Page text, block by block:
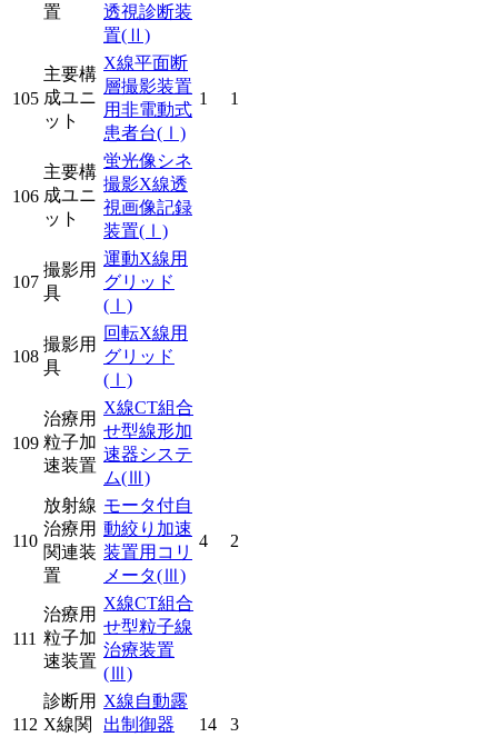
置
透視診断装
置(Ⅱ)
105
主要構
成ユニ
ット
X線平面断
層撮影装置
用非電動式
患者台(Ⅰ)
1 1
106
主要構
成ユニ
ット
蛍光像シネ
撮影X線透
視画像記録
装置(Ⅰ)
107
撮影用
具
運動X線用
グリッド
(Ⅰ)
108
撮影用
具
回転X線用
グリッド
(Ⅰ)
109
治療用
粒子加
速装置
X線CT組合
せ型線形加
速器システ
ム(Ⅲ)
110
放射線
治療用
関連装
置
モータ付自
動絞り加速
装置用コリ
メータ(Ⅲ)
4 2
111
治療用
粒子加
速装置
X線CT組合
せ型粒子線
治療装置
(Ⅲ)
112
診断用
X線関
X線自動露
出制御器
14 3